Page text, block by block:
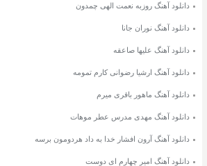
دانلود آهنگ روزبه نعمت الهی چمدون
دانلود آهنگ نوران جانا
دانلود آهنگ علیها صاعقه
دانلود آهنگ ارشیا رضوانی کارم تمومه
دانلود آهنگ ماهور باقری میرم
دانلود آهنگ مهدی مدرس عطر موهات
دانلود آهنگ آرون افشار خدا به داد هردومون برسه
دانلود آهنگ امیر چهارم ای دوست